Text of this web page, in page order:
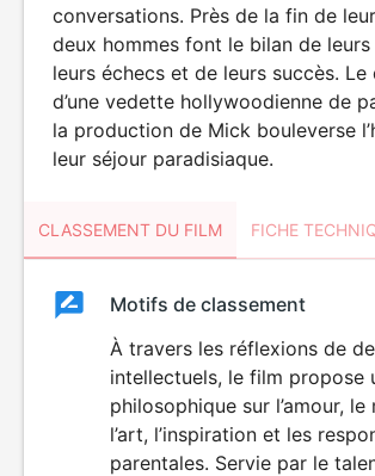
conversations. Près de la fin de
deux hommes font le bilan de
leurs échecs et de leurs succès. Le
d’une vedette hollywoodienne de
la production de Mick bouleverse
leur séjour paradisiaque.
CLASSEMENT DU FILM FICHE
ClassementClassement
DÉCONSEILLÉ
AUX JEUNES
ENFANTS
Motifs de classement
À travers les réflexions de
intellectuels, le film propose
philosophique sur l’amour, le
l’art, l’inspiration et les
parentales. Servie par le